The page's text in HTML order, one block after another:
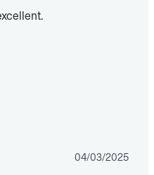
04/03/2025